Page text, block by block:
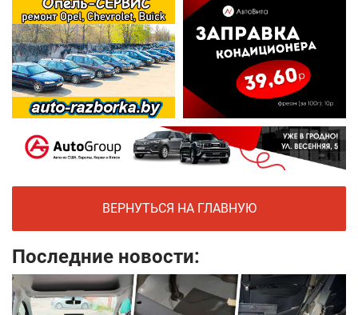
ВЕРНУТЬСЯ НА ГЛАВНУЮ
Последние новости: